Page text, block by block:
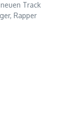
Track
Rapper